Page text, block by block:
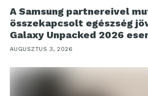
A Samsung partnereivel
összekapcsolt egészség
Galaxy Unpacked 2026
AUGUSZTUS 3, 2026